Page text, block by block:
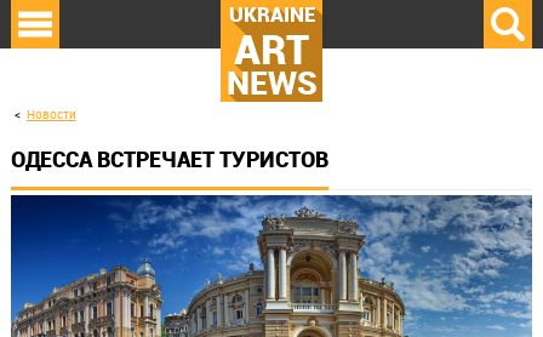
UKRAINE
ART
NEWS
Новости
ОДЕССА ВСТРЕЧАЕТ ТУРИСТОВ